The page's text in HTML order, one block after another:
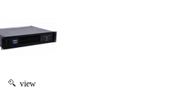
view